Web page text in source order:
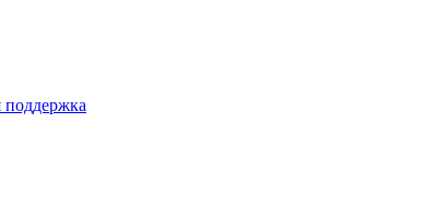
поддержка